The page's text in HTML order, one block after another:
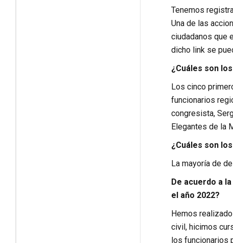
Tenemos
Una de las
ciudadanos que
dicho link se
¿Cuáles son
Los cinco
funcionarios
congresista,
Elegantes de la
¿Cuáles son
La mayoría de
De acuerdo a
el año 2022?
Hemos
civil, hicimos
los funcionarios